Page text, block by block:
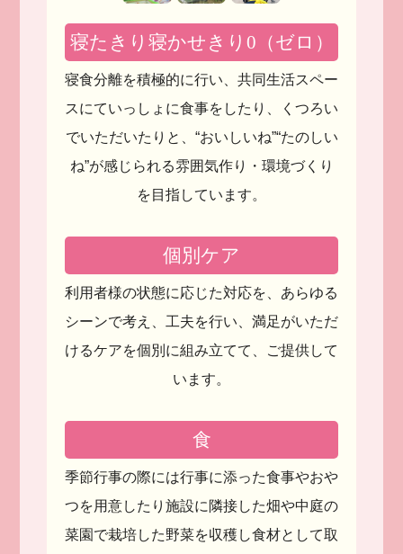
寝たきり寝かせきり0（ゼロ）
寝食分離を積極的に行い、共同生活スペー
スにていっしょに食事をしたり、くつろい
でいただいたりと、 “おいしいね”“たのしい
ね”が感じられる雰囲気作り・環境づくり
を目指しています。
個別ケア
利用者様の状態に応じた対応を、 あらゆる
シーンで考え、工夫を行い、 満足がいただ
けるケアを個別に組み立てて、
ご提供して
います。
食
季節行事の際には行事に添った食事やおや
つを用意したり 施設に隣接した畑や中庭の
菜園で栽培した野菜を収穫し食材として取